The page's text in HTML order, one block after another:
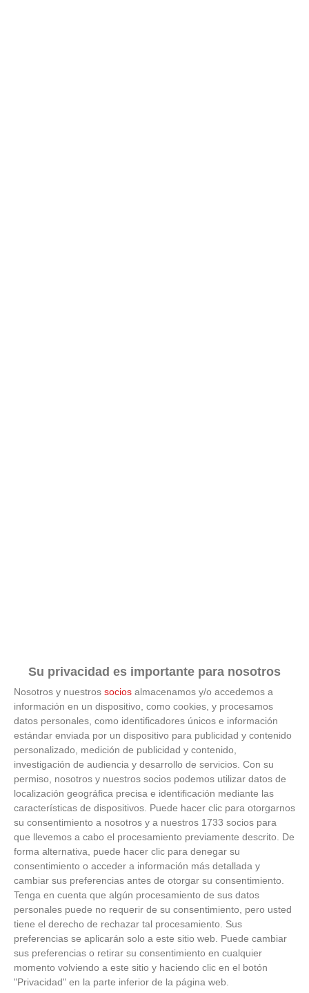
Su privacidad es importante para nosotros
Nosotros y nuestros socios almacenamos y/o accedemos a
información en un dispositivo, como cookies, y procesamos
datos personales, como identificadores únicos e información
estándar enviada por un dispositivo para publicidad y contenido
personalizado, medición de publicidad y contenido,
investigación de audiencia y desarrollo de servicios. Con su
permiso, nosotros y nuestros socios podemos utilizar datos de
localización geográfica precisa e identificación mediante las
características de dispositivos. Puede hacer clic para otorgarnos
su consentimiento a nosotros y a nuestros 1733 socios para
que llevemos a cabo el procesamiento previamente descrito. De
forma alternativa, puede hacer clic para denegar su
consentimiento o acceder a información más detallada y
cambiar sus preferencias antes de otorgar su consentimiento.
Tenga en cuenta que algún procesamiento de sus datos
personales puede no requerir de su consentimiento, pero usted
tiene el derecho de rechazar tal procesamiento. Sus
preferencias se aplicarán solo a este sitio web. Puede cambiar
sus preferencias o retirar su consentimiento en cualquier
momento volviendo a este sitio y haciendo clic en el botón
"Privacidad" en la parte inferior de la página web.